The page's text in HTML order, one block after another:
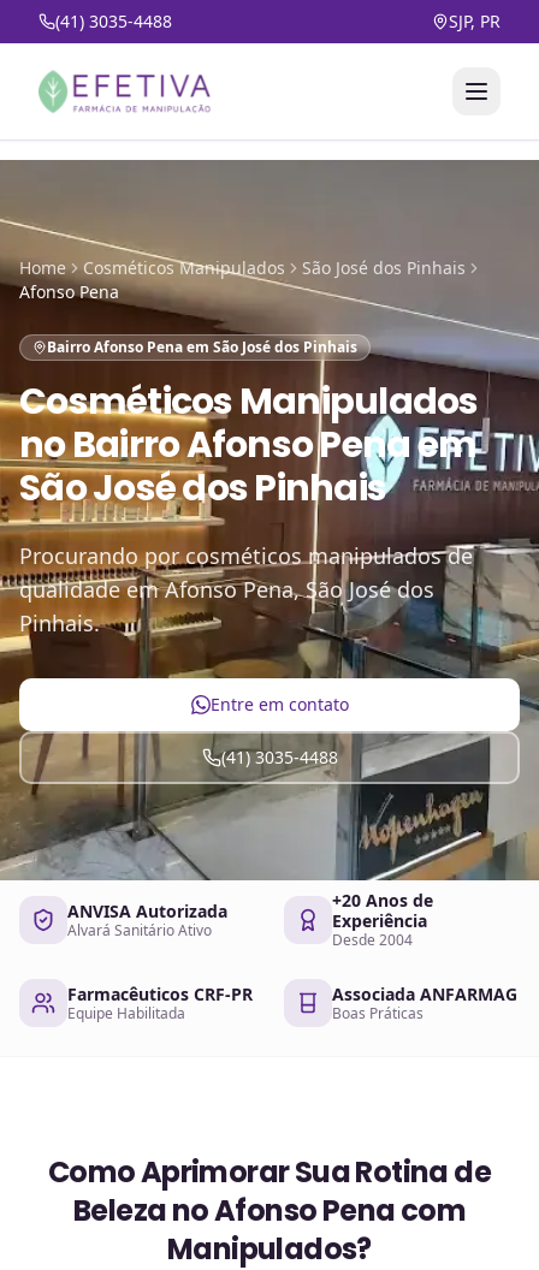
(41) 3035-4488 SJP, PR
Home Cosméticos Manipulados
São José dos Pinhais
Afonso Pena
Bairro Afonso Pena em São José dos Pinhais
Cosméticos Manipulados
noBairro Afonso Pena em
São José dos Pinhais
Procurando por cosméticos manipulados de
qualidade em Afonso Pena, São José dos
Pinhais.
Entre em contato
(41) 3035-4488
ANVISA Autorizada
Alvará Sanitário Ativo
+20 Anos de
Experiência
Desde 2004
Farmacêuticos CRF-PR
Equipe Habilitada
Associada ANFARMAG
Boas Práticas
Como Aprimorar Sua Rotina de
Beleza no Afonso Pena com
Manipulados?